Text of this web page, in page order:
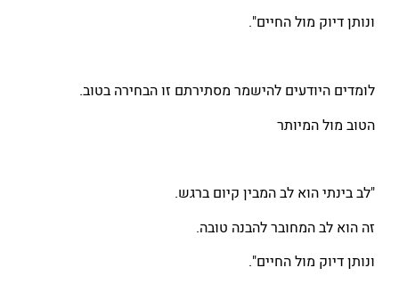
ונותן דיוק מול החיים".
לומדים היודעים להישמר מסתירתם זו הבחירה בטוב.
הטוב מול המיותר
"לב בינתי הוא לב המבין קיום ברגש.
זה הוא לב המחובר להבנה טובה.
ונותן דיוק מול החיים".